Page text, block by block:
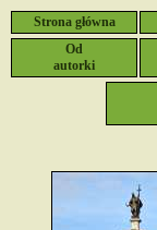
Strona główna
Od
autorki